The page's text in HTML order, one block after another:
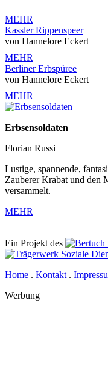
MEHR
Kassler Rippenspeer
von Hannelore Eckert
MEHR
Berliner Erbspüree
von Hannelore Eckert
MEHR
Erbsensoldaten
Florian Russi
Lustige, spannende,
Zauberer Krabat und den
versammelt.
MEHR
Ein Projekt des
Home . Kontakt .
Werbung